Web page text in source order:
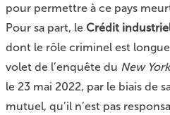
pour permettre à ce pays
Pour sa part, le Crédit
dont le rôle criminel est
volet de l’enquête du New
le 23 mai 2022, par le biais de
mutuel, qu’il n’est pas